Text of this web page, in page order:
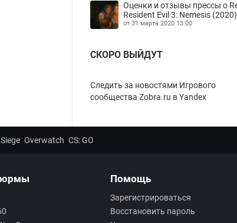
Resident Evil 3: Nemesis (2020)
от 31 марта 2020 13:00
СКОРО ВЫЙДУТ
Следить за новостями Игрового
сообщества Zobra.ru в Yandex
Overwatch CS: GO
Помощь
Зарегистрироваться
Восстановить пароль